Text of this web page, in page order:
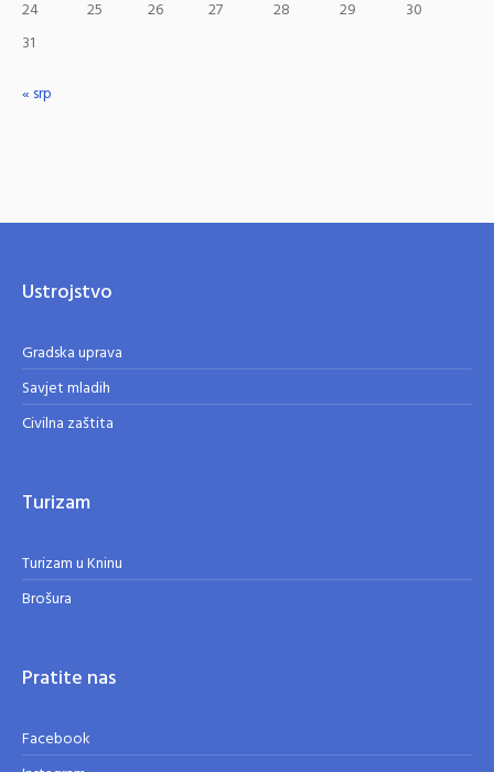
24
25 26 27 28 29
30
31
« srp
Ustrojstvo
Gradska uprava
Savjet mladih
Civilna zaštita
Turizam
Turizam u Kninu
Brošura
Pratite nas
Facebook